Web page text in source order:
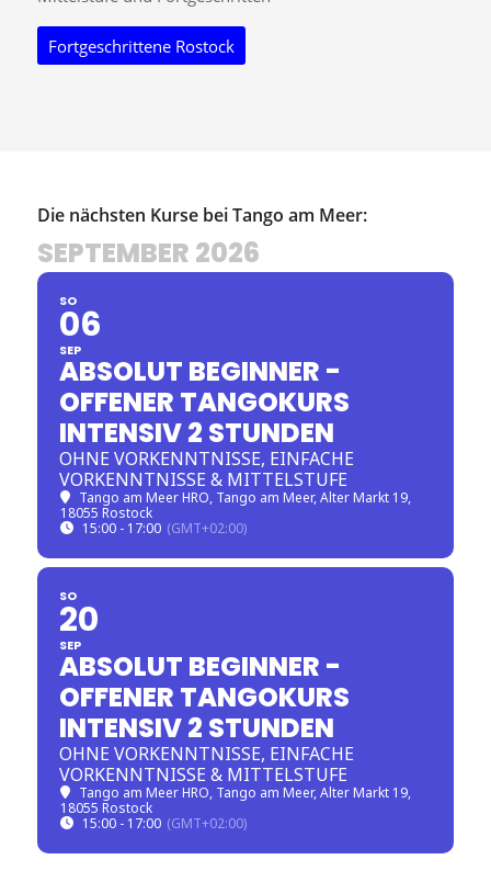
Fortgeschrittene Rostock
Die nächsten Kurse bei Tango am Meer:
SEPTEMBER 2026
SO
06
SEP
ABSOLUT BEGINNER -
OFFENER TANGOKURS
INTENSIV 2 STUNDEN
OHNE VORKENNTNISSE, EINFACHE
VORKENNTNISSE & MITTELSTUFE
Tango am Meer HRO, Tango am Meer, Alter Markt 19,
18055 Rostock
15:00 - 17:00 (GMT+02:00)
SO
20
SEP
ABSOLUT BEGINNER -
OFFENER TANGOKURS
INTENSIV 2 STUNDEN
OHNE VORKENNTNISSE, EINFACHE
VORKENNTNISSE & MITTELSTUFE
Tango am Meer HRO, Tango am Meer, Alter Markt 19,
18055 Rostock
15:00 - 17:00 (GMT+02:00)